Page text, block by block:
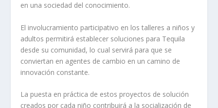
en una sociedad del conocimiento.
El involucramiento participativo en los talleres a niños y
adultos permitirá establecer soluciones para Tequila
desde su comunidad, lo cual servirá para que se
conviertan en agentes de cambio en un camino de
innovación constante.
La puesta en práctica de estos proyectos de solución
creados por cada niño contribuirá a la socialización de